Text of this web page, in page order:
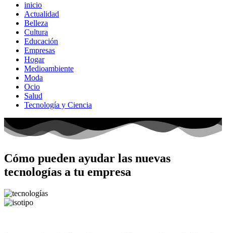
inicio
Actualidad
Belleza
Cultura
Educación
Empresas
Hogar
Medioambiente
Moda
Ocio
Salud
Tecnología y Ciencia
Cómo pueden ayudar las nuevas
tecnologías a tu empresa